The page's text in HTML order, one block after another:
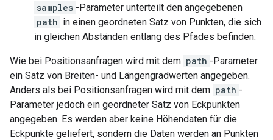
samples -Parameter unterteilt den angegebenen
path in einen geordneten Satz von Punkten, die sich
in gleichen Abständen entlang des Pfades befinden.
Wie bei Positionsanfragen wird mit dem path -Parameter
ein Satz von Breiten- und Längengradwerten angegeben.
Anders als bei Positionsanfragen wird mit dem path -
Parameter jedoch ein geordneter Satz von Eckpunkten
angegeben. Es werden aber keine Höhendaten für die
Eckpunkte geliefert, sondern die Daten werden an Punkten